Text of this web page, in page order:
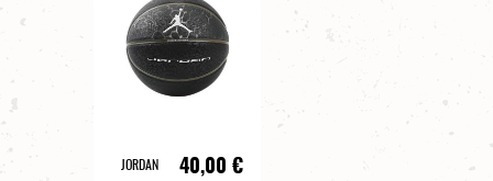
JORDAN 40,00 €